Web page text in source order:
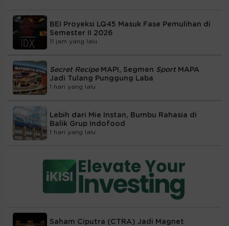
BEI Proyeksi LQ45 Masuk Fase Pemulihan di
Semester II 2026
11 jam yang lalu
Secret RecipeMAPI, Segmen Sport MAPA
Jadi Tulang Punggung Laba
1 hari yang lalu
Lebih dari Mie Instan, Bumbu Rahasia di
Balik Grup Indofood
1 hari yang lalu
Saham Ciputra (CTRA) Jadi Magnet